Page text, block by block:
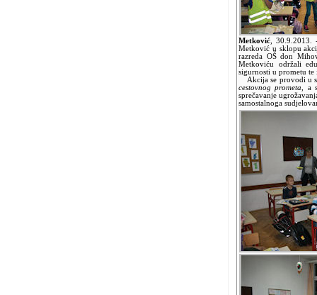
Metković 30.9.2013.
Metković u sklopu
razreda OŠ don
Metkoviću održali
sigurnosti u prometu
Akcija se provodi u
cestovnog prometa
, a
sprečavanje
samostalnoga